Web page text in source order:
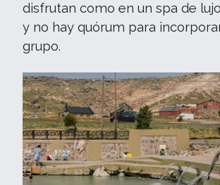
disfrutan como en un spa de
y no hay quórum para
grupo.